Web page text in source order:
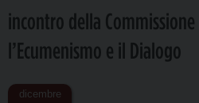
incontro della
l’Ecumenismo e il Dialogo